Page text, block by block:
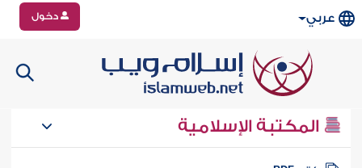
عربي دخول
المكتبة الإسلامية